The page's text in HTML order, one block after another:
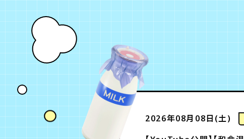
2026年08月08日(土)